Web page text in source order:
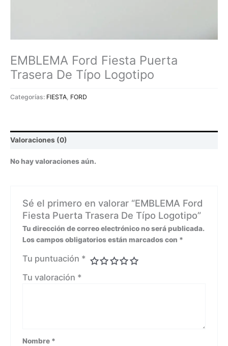
EMBLEMA Ford Fiesta Puerta
Trasera De Típo Logotipo
Categorías: FIESTA, FORD
Valoraciones (0)
No hay valoraciones aún.
Sé el primero en valorar “EMBLEMA Ford
Fiesta Puerta Trasera De Típo Logotipo”
Tu dirección de correo electrónico no será publicada.
Los campos obligatorios están marcados con *
Tu puntuación *
Tu valoración *
Nombre *